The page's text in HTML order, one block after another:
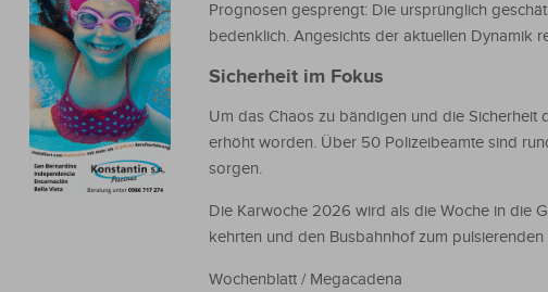
Prognosen gesprengt: Die ursprünglich
bedenklich. Angesichts der aktuellen Dynamik
Sicherheit im Fokus
Um das Chaos zu bändigen und die Sicherheit
erhöht worden. Über 50 Polizeibeamte sind
sorgen.
Die Karwoche 2026 wird als die Woche in die
kehrten und den Busbahnhof zum
Wochenblatt / Megacadena